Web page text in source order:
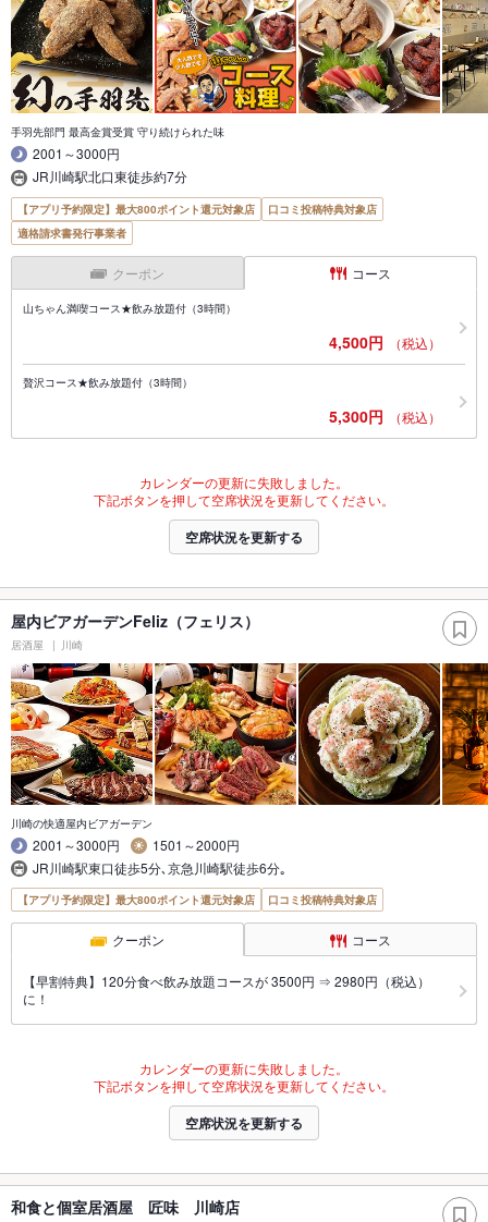
手羽先部門 最高金賞受賞 守り続けられた味
2001～3000円
JR川崎駅北口東徒歩約7分
【アプリ予約限定】最大800ポイント還元対象店
口コミ投稿特典対象店
適格請求書発行事業者
クーポン コース
山ちゃん満喫コース★飲み放題付（3時間）
4,500円 （税込）
贅沢コース★飲み放題付（3時間）
5,300円 （税込）
カレンダーの更新に失敗しました。
下記ボタンを押して空席状況を更新してください。
空席状況を更新する
屋内ビアガーデンFeliz（フェリス）
居酒屋 川崎
川崎の快適屋内ビアガーデン
2001～3000円
1501～2000円
JR川崎駅東口徒歩5分､京急川崎駅徒歩6分｡
【アプリ予約限定】最大800ポイント還元対象店 口コミ投稿特典対象店
クーポン コース
【早割特典】120分食べ飲み放題コースが 3500円 ⇒ 2980円（税込）
に！
カレンダーの更新に失敗しました。
下記ボタンを押して空席状況を更新してください。
空席状況を更新する
和食と個室居酒屋 匠味 川崎店